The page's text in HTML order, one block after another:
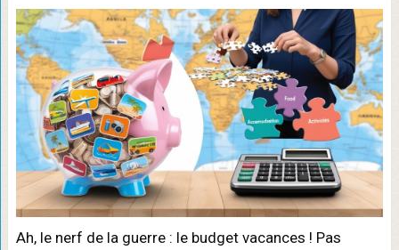
Ah, le nerf de la guerre : le budget vacances ! Pas